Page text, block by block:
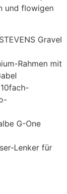
und flowigen
Gravel
Rahmen mit
G-One
Lenker für